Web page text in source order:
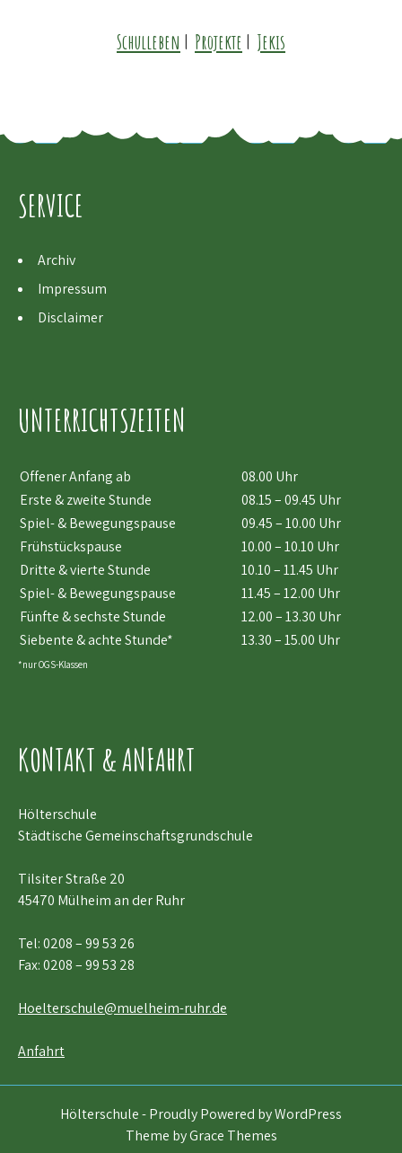
Schulleben | Projekte | Jekis
SERVICE
Archiv
Impressum
Disclaimer
UNTERRICHTSZEITEN
Offener Anfang ab
08.00 Uhr
Erste & zweite Stunde
08.15 – 09.45 Uhr
Spiel- & Bewegungspause
09.45 – 10.00 Uhr
Frühstückspause
10.00 – 10.10 Uhr
Dritte & vierte Stunde
10.10 – 11.45 Uhr
Spiel- & Bewegungspause
11.45 – 12.00 Uhr
Fünfte & sechste Stunde
12.00 – 13.30 Uhr
Siebente & achte Stunde*
13.30 – 15.00 Uhr
*nur OGS-Klassen
KONTAKT & ANFAHRT
Hölterschule
Städtische Gemeinschaftsgrundschule
Tilsiter Straße 20
45470 Mülheim an der Ruhr
Tel:0208 – 99 53 26
Fax: 0208 – 99 53 28
Hoelterschule@muelheim-ruhr.de
Anfahrt
Hölterschule - Proudly Powered by WordPress
Theme by Grace Themes